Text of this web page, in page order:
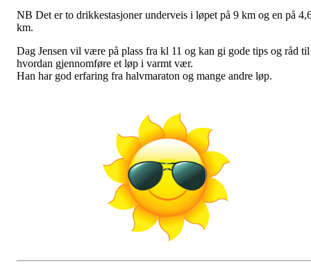
NB Det er to drikkestasjoner underveis i løpet på 9 km og en på
km.
Dag Jensen vil være på plass fra kl 11 og kan gi gode tips og råd til
hvordan gjennomføre et løp i varmt vær.
Han har god erfaring fra halvmaraton og mange andre løp.